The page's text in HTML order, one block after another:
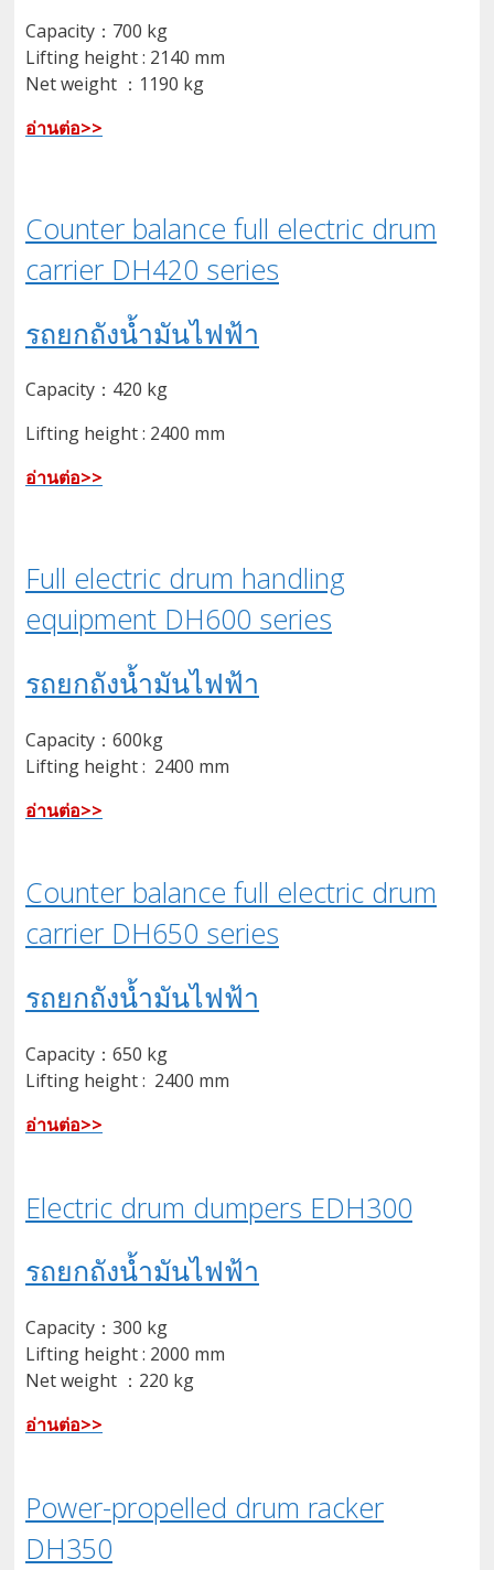
Capacity：700 kg
Lifting height : 2140 mm
Net weight ：1190 kg
อ่านต่อ>>
Counter balance full electric drum
carrier DH420 series
รถยกถังน้ำมันไฟฟ้า
Capacity：420 kg
Lifting height : 2400 mm
อ่านต่อ>>
Full electric drum handling
equipment DH600 series
รถยกถังน้ำมันไฟฟ้า
Capacity：600kg
Lifting height : 2400 mm
อ่านต่อ>>
Counter balance full electric drum
carrier DH650 series
รถยกถังน้ำมันไฟฟ้า
Capacity：650 kg
Lifting height : 2400 mm
อ่านต่อ>>
Electric drum dumpers EDH300
รถยกถังน้ำมันไฟฟ้า
Capacity：300 kg
Lifting height : 2000 mm
Net weight ：220 kg
อ่านต่อ>>
Power-propelled drum racker
DH350